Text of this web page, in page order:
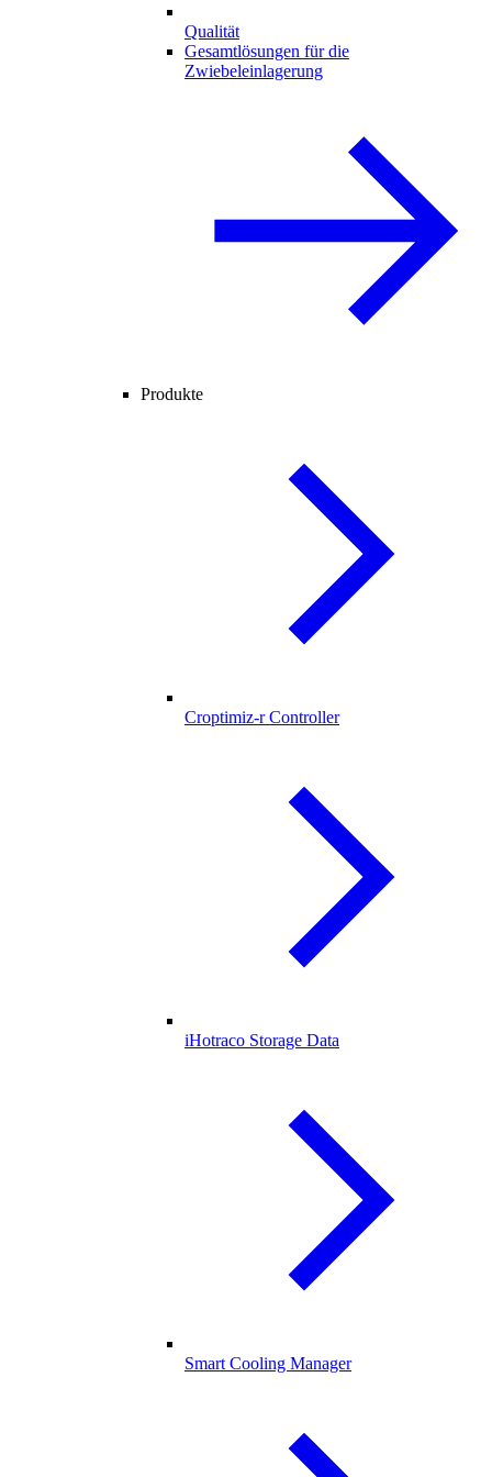
Qualität
Gesamtlösungen für die
Zwiebeleinlagerung
Produkte
Croptimiz-r Controller
iHotraco Storage Data
Smart Cooling Manager